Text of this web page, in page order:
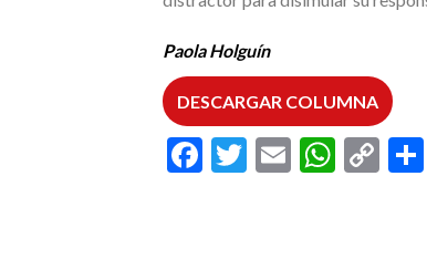
Paola Holguín
DESCARGAR COLUMNA
Facebook
Twitter
Email